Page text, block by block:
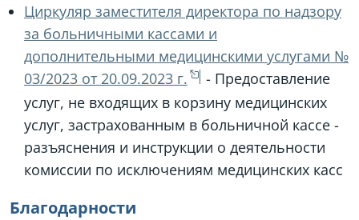
Циркуляр заместителя директора по надзору
за больничными кассами и
дополнительными медицинскими услугами №
03/2023 от 20.09.2023 г.
- Предоставление
услуг, не входящих в корзину медицинских
услуг, застрахованным в больничной кассе -
разъяснения и инструкции о деятельности
комиссии по исключениям медицинских касс
Благодарности